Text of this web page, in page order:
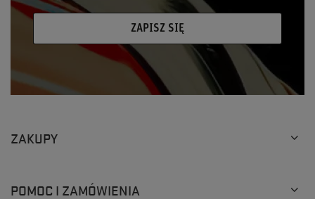
ZAPISZ SIĘ
ZAKUPY
POMOC I ZAMÓWIENIA